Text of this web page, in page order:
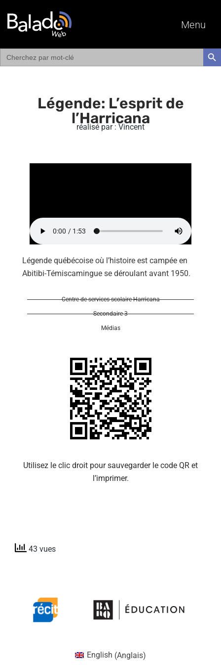
Menu
Search
for:
Légende: L’esprit de
l’Harricana
réalisé par : Vincent
Légende québécoise où l’histoire est campée en
Abitibi-Témiscamingue se déroulant avant 1950.
Centre de services scolaire Harricana
Secondaire 3
Médias
Utilisez le clic droit pour sauvegarder le code QR et
l’imprimer.
43 vues
English (Anglais)